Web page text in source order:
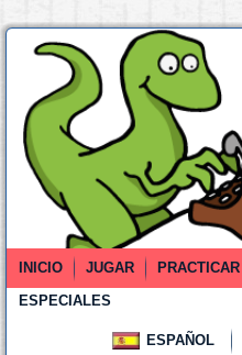
INICIO JUGAR PRACTICAR
ESPECIALES
ESPAÑOL